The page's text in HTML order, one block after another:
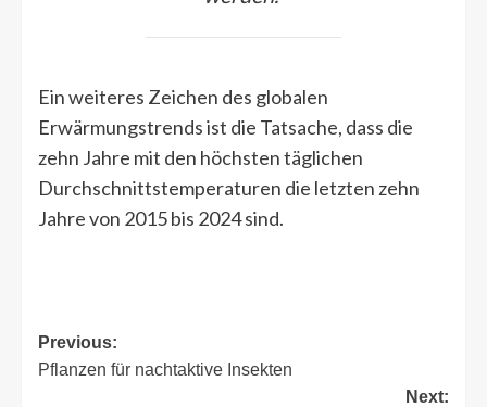
Ein weiteres Zeichen des globalen
Erwärmungstrends ist die Tatsache, dass die
zehn Jahre mit den höchsten täglichen
Durchschnittstemperaturen die letzten zehn
Jahre von 2015 bis 2024 sind.
Post
navigation
Previous:
Pflanzen für nachtaktive Insekten
Next: